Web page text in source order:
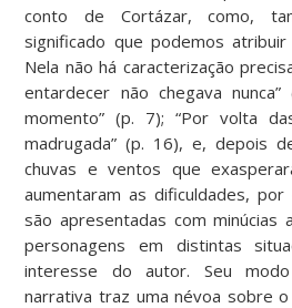
conto de Cortázar, como,
significado que podemos
Nela não há caracterização
entardecer não chegava
momento” (p. 7); “Por volta
madrugada” (p. 16), e, depois
chuvas e ventos que
aumentaram as dificuldades,
são apresentadas com minúcias
personagens em distintas
interesse do autor. Seu
narrativa traz uma névoa sobre